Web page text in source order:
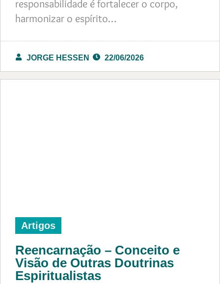
responsabilidade é fortalecer o corpo,
harmonizar o espírito…
JORGE HESSEN 22/06/2026
Artigos
Reencarnação – Conceito e
Visão de Outras Doutrinas
Espiritualistas